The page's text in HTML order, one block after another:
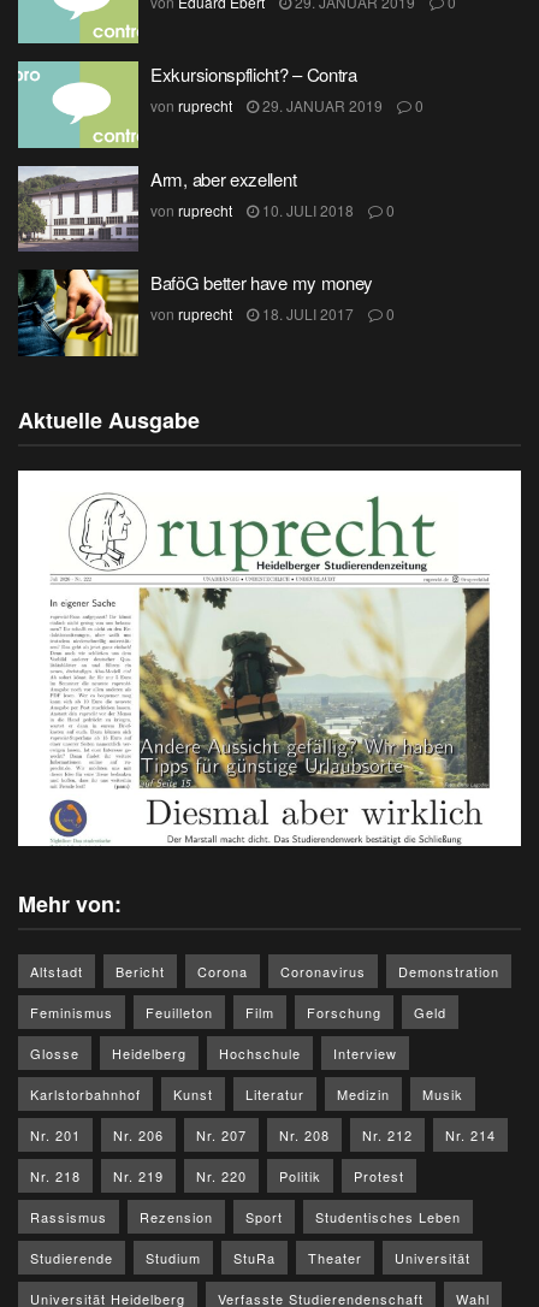
Exkursionspflicht? – Contra
von ruprecht 29. JANUAR 2019 0
Arm, aber exzellent
von ruprecht 10. JULI 2018 0
BaföG better have my money
von ruprecht 18. JULI 2017 0
Aktuelle Ausgabe
Mehr von:
Altstadt Bericht Corona Coronavirus Demonstration
Feminismus Feuilleton Film Forschung Geld
Glosse Heidelberg Hochschule Interview
Karlstorbahnhof Kunst Literatur Medizin Musik
Nr. 201 Nr. 206 Nr. 207 Nr. 208 Nr. 212 Nr. 214
Nr. 218 Nr. 219 Nr. 220 Politik Protest
Rassismus Rezension Sport Studentisches Leben
Studierende Studium StuRa Theater Universität
Universität Heidelberg Verfasste Studierendenschaft Wahl